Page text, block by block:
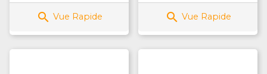
 Vue Rapide  Vue Rapide